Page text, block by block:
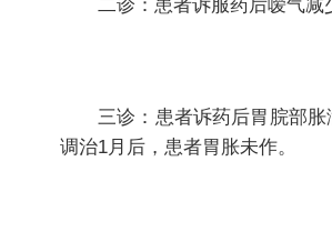
二诊：患者诉服药后嗳气减少
三诊：患者诉药后胃脘部胀
调治1月后，患者胃胀未作。